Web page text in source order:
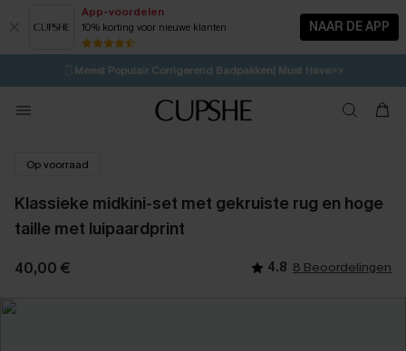
App-voordelen
10% korting voor nieuwe klanten NAAR DE APP
⚡️LAATSTE KANS | Tot 50% korting>>
🩱Meest Populair Corrigerend Badpakken| Must Have>>
💌Abonneer je & ontvang tot 15% korting>>
Koop 2, krijg 10% korting | CODE: AG18
Op voorraad
Klassieke midkini-set met gekruiste rug en hoge
taille met luipaardprint
40,00 € 4.8 8 Beoordelingen